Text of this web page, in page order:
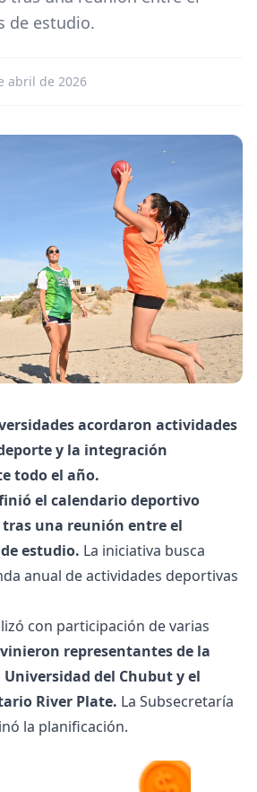
de estudio.
abril de 2026
acordaron actividades
y la integración
todo el año.
el calendario deportivo
una reunión entre el
estudio. La iniciativa busca
anual de actividades deportivas
con participación de varias
representantes de la
Universidad del Chubut y el
River Plate. La Subsecretaría
la planificación.